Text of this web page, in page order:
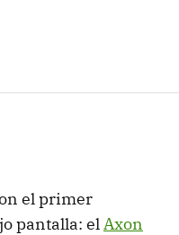
el primer
pantalla: elAxon